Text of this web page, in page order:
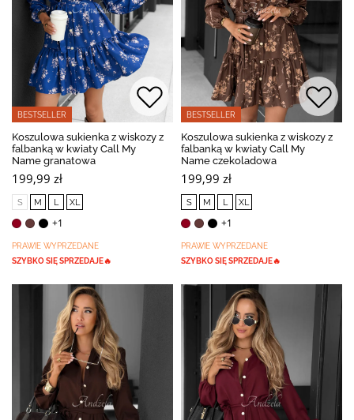
BESTSELLER
Koszulowa sukienka z wiskozy z
falbanką w kwiaty Call My
Name granatowa
199,99 zł
S M L XL
+1
PRAWIE WYPRZEDANE
SZYBKO SIĘ SPRZEDAJE🔥
BESTSELLER
Koszulowa sukienka z wiskozy z
falbanką w kwiaty Call My
Name czekoladowa
199,99 zł
S M L XL
+1
PRAWIE WYPRZEDANE
SZYBKO SIĘ SPRZEDAJE🔥